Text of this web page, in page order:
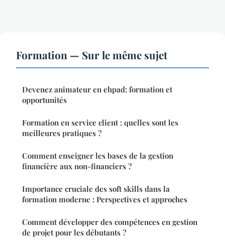
Formation — Sur le même sujet
Devenez animateur en ehpad: formation et
opportunités
Formation en service client : quelles sont les
meilleures pratiques ?
Comment enseigner les bases de la gestion
financière aux non-financiers ?
Importance cruciale des soft skills dans la
formation moderne : Perspectives et approches
Comment développer des compétences en gestion
de projet pour les débutants ?